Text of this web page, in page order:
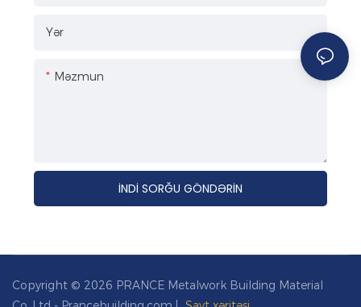
Yər
Məzmun
İNDI SORĞU GÖNDƏRIN
Copyright © 2026 PRANCE Metalwork Building Material